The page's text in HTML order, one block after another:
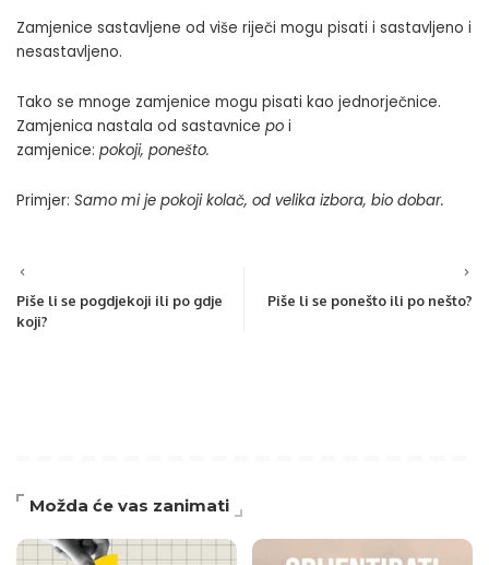
Zamjenice sastavljene od više riječi mogu pisati i sastavljeno i
nesastavljeno.
Tako se mnoge zamjenice mogu pisati kao jednorječnice.
Zamjenica nastala od sastavnice po i
zamjenice: pokoji, ponešto.
Primjer: Samo mi je pokoji kolač, od velika izbora, bio dobar.
Piše li se pogdjekoji ili po gdje
koji?
Piše li se ponešto ili po nešto?
Možda će vas zanimati